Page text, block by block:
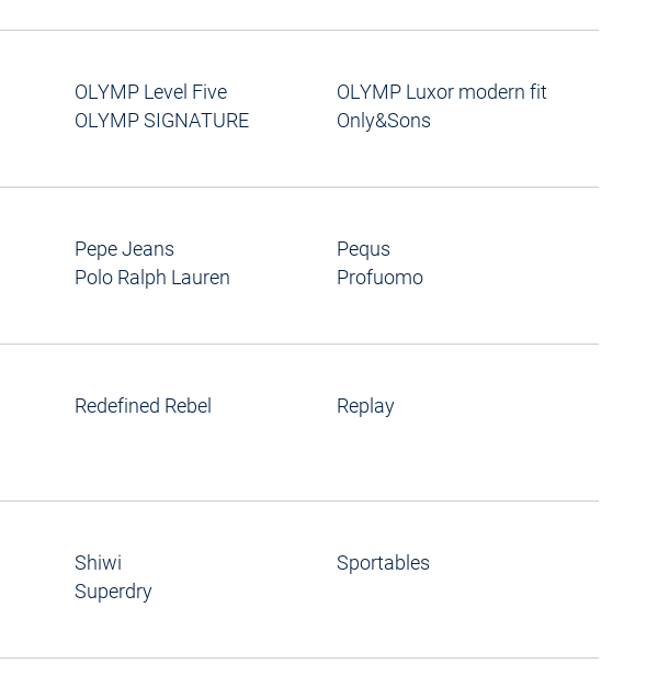
OLYMP Level Five
OLYMP Luxor modern fit
OLYMP SIGNATURE Only&Sons
Pepe Jeans
Pequs
Polo Ralph Lauren Profuomo
Redefined Rebel
Replay
Shiwi
Sportables
Superdry